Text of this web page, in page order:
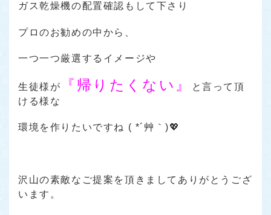
ガス乾燥機の配置確認もして下さり
プロのお勧めの中から、
一つ一つ厳選するイメージや
生徒様が 『帰りたくない』
と言って頂
ける様な
環境を作りたいですね ( *´艸｀)💖
沢山の素敵なご提案を頂きましてありがとうござ
います。